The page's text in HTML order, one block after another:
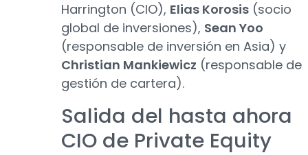
Harrington (CIO), Elias Korosis (socio
global de inversiones), Sean Yoo
(responsable de inversión en Asia) y
Christian Mankiewicz (responsable de
gestión de cartera).
Salida del hasta ahora
CIO de Private Equity